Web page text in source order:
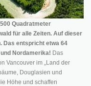
Quadratmeter
für alle Zeiten. Auf dieser
Das entspricht etwa 64
Nordamerika! Das
Vancouver im „Land der
Douglasien und
Höhe und schaffen